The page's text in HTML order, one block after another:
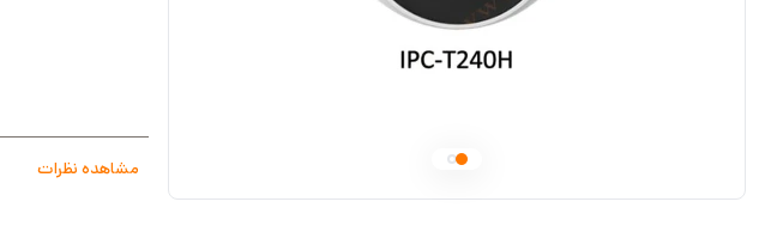
مشاهده نظرات